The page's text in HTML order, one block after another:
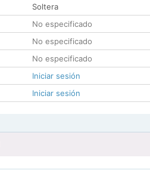
Soltera
No especificado
No especificado
No especificado
Iniciar sesión
Iniciar sesión